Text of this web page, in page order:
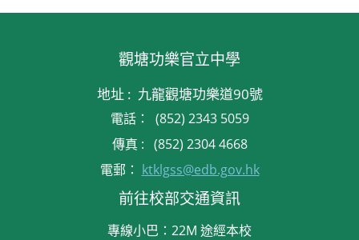
觀塘功樂官立中學
地址 : 九龍觀塘功樂道90號
電話： (852) 2343 5059
傳真 : (852) 2304 4668
電郵： ktklgss@edb.gov.hk
前往校部交通資訊
專線小巴：22M 途經本校